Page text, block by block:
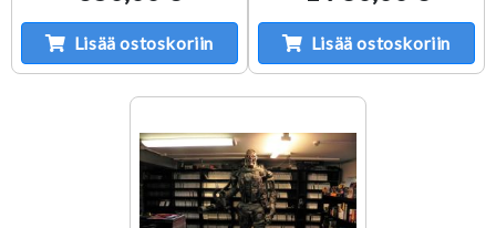
Lisää ostoskoriin Lisää ostoskoriin